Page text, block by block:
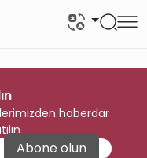
haberdar
Abone olun